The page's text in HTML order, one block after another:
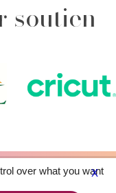
soutien
& crédits X
over what you want